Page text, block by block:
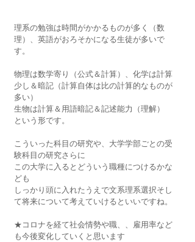
理系の勉強は時間がかかるものが多く（数
理）、英語がおろそかになる生徒が多いで
す。
物理は数学寄り（公式＆計算）、化学は計算
少し＆暗記（計算自体は比の計算的なものが
多い）
生物は計算＆用語暗記＆記述能力（理解）
という形です。
こういった科目の研究や、大学学部ごとの受
験科目の研究さらに
この大学に入るとどういう職種につけるかな
ども
しっかり頭に入れたうえで文系理系選択そし
て将来について考えていけるといいですね。
★コロナを経て社会情勢や職、、雇用率など
も今後変化していくと思います